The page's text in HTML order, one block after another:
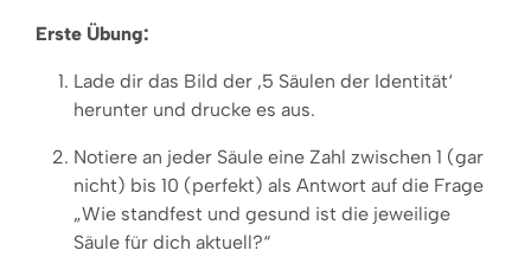
Erste Übung:
Lade dir das Bild der ‚5 Säulen der Identität‘
herunter und drucke es aus.
Notiere an jeder Säule eine Zahl zwischen 1 (gar
nicht) bis 10 (perfekt) als Antwort auf die Frage
„Wie standfest und gesund ist die jeweilige
Säule für dich aktuell?“